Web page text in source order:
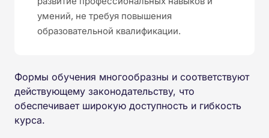
умений, не требуя повышения
образовательной квалификации.
Формы обучения многообразны и соответствуют
действующему законодательству, что
обеспечивает широкую доступность и гибкость
курса.